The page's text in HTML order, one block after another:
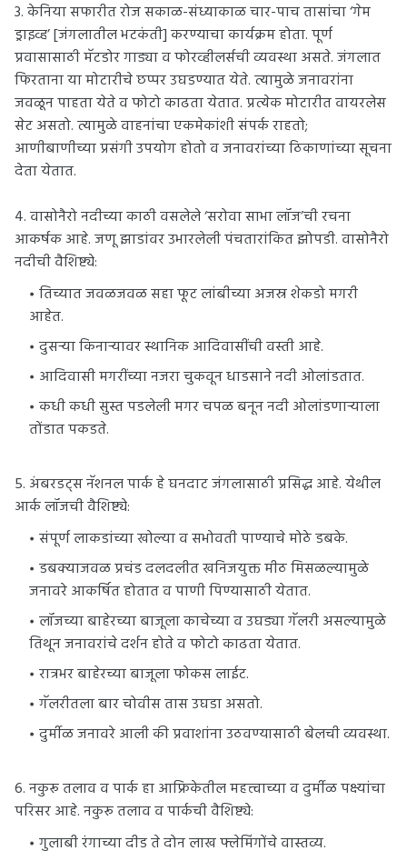
3. केनिया सफारीत रोज सकाळ-संध्याकाळ चार-पाच तासांचा ‘गेम
ड्राइव्ह’ [जंगलातील भटकंती] करण्याचा कार्यक्रम होता. पूर्ण
प्रवासासाठी मॅटडोर गाड्या व फोरव्हीलर्सची व्यवस्था असते. जंगलात
फिरताना या मोटारीचे छप्पर उघडण्यात येते. त्यामुळे जनावरांना
जवळून पाहता येते व फोटो काढता येतात. प्रत्येक मोटारीत वायरलेस
सेट असतो. त्यामुळे वाहनांचा एकमेकांशी संपर्क राहतो;
आणीबाणीच्या प्रसंगी उपयोग होतो व जनावरांच्या ठिकाणांच्या सूचना
देता येतात.
4. वासोनैरो नदीच्या काठी वसलेले ‘सरोवा साभा लॉज’ची रचना
आकर्षक आहे. जणू झाडांवर उभारलेली पंचतारांकित झोपडी. वासोनैरो
नदीची वैशिष्ट्ये:
तिच्यात जवळजवळ सहा फूट लांबीच्या अजस्र शेकडो मगरी
आहेत.
दुसऱ्या किनाऱ्यावर स्थानिक आदिवासींची वस्ती आहे.
आदिवासी मगरींच्या नजरा चुकवून धाडसाने नदी ओलांडतात.
कधी कधी सुस्त पडलेली मगर चपळ बनून नदी ओलांडणाऱ्याला
तोंडात पकडते.
5. अंबरडट्स नॅशनल पार्क हे घनदाट जंगलासाठी प्रसिद्ध आहे. येथील
आर्क लॉजची वैशिष्ट्ये:
संपूर्ण लाकडांच्या खोल्या व सभोवती पाण्याचे मोठे डबके.
डबक्याजवळ प्रचंड दलदलीत खनिजयुक्त मीठ मिसळल्यामुळे
जनावरे आकर्षित होतात व पाणी पिण्यासाठी येतात.
लॉजच्या बाहेरच्या बाजूला काचेच्या व उघड्या गॅलरी असल्यामुळे
तिथून जनावरांचे दर्शन होते व फोटो काढता येतात.
रात्रभर बाहेरच्या बाजूला फोकस लाईट.
गॅलरीतला बार चोवीस तास उघडा असतो.
दुर्मीळ जनावरे आली की प्रवाशांना उठवण्यासाठी बेलची व्यवस्था.
6. नकुरू तलाव व पार्क हा आफ्रिकेतील महत्त्वाच्या व दुर्मीळ पक्ष्यांचा
परिसर आहे. नकुरू तलाव व पार्कची वैशिष्ट्ये:
गुलाबी रंगाच्या दीड ते दोन लाख फ्लेमिंगोंचे वास्तव्य.